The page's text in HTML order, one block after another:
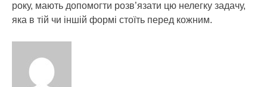
року, мають допомогти розв’язати цю нелегку задачу,
яка в тій чи іншій формі стоїть перед кожним.